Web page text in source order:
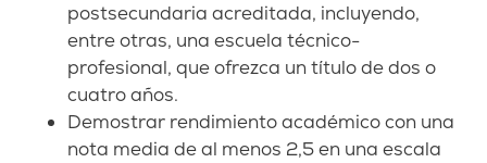
postsecundaria acreditada, incluyendo,
entre otras, una escuela técnico-
profesional, que ofrezca un título de dos o
cuatro años.
Demostrar rendimiento académico con una
nota media de al menos 2,5 en una escala